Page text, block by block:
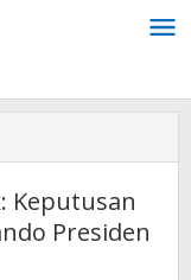
Keputusan
Presiden